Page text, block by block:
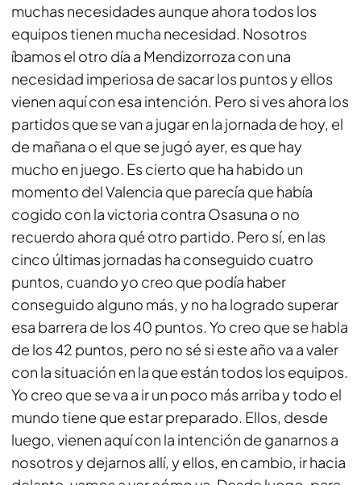
muchas necesidades aunque ahora todos los
equipos tienen mucha necesidad. Nosotros
íbamos el otro día a Mendizorroza con una
necesidad imperiosa de sacar los puntos y ellos
vienen aquí con esa intención. Pero si ves ahora los
partidos que se van a jugar en la jornada de hoy, el
de mañana o el que se jugó ayer, es que hay
mucho en juego. Es cierto que ha habido un
momento del Valencia que parecía que había
cogido con la victoria contra Osasuna o no
recuerdo ahora qué otro partido. Pero sí, en las
cinco últimas jornadas ha conseguido cuatro
puntos, cuando yo creo que podía haber
conseguido alguno más, y no ha logrado superar
esa barrera de los 40 puntos. Yo creo que se habla
de los 42 puntos, pero no sé si este año va a valer
con la situación en la que están todos los equipos.
Yo creo que se va a ir un poco más arriba y todo el
mundo tiene que estar preparado. Ellos, desde
luego, vienen aquí con la intención de ganarnos a
nosotros y dejarnos allí, y ellos, en cambio, ir hacia